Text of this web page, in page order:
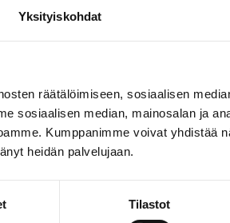
Yksityiskohdat
räätälöimiseen, sosiaalisen
sosiaalisen median, mainosalan ja
Kumppanimme voivat yhdistää
heidän palvelujaan.
Tilastot
seura Olympiakomitea haluaa
seura, joka on ottanut käyttöön